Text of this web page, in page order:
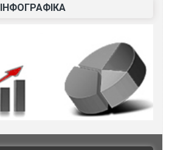
ІНФОГРАФІКА